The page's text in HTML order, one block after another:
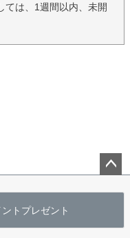
ては、1週間以内、未開
へ
トプレゼント